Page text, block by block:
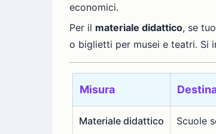
economici.
Per il materiale didattico, se
o biglietti per musei e teatri. Si
Misura
Materiale didattico Scuole